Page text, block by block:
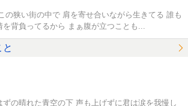
の狭い街の中で 肩を寄せ合いながら生きてる 誰も
背負ってるから まぁ腹が立つことも...
の晴れた青空の下 声も上げずに君は涙を我慢し